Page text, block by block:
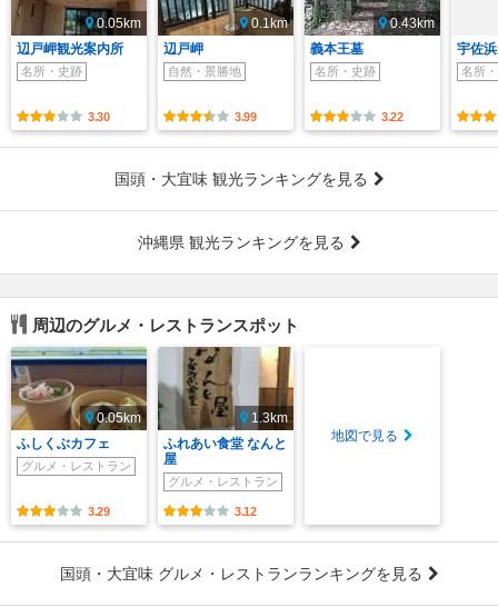
0.05km
辺戸岬観光案内所
名所・史跡
3.30
0.1km
辺戸岬
自然・景勝地
3.99
0.43km
義本王墓
名所・史跡
3.22
宇佐
名所
国頭・大宜味 観光ランキングを見る
沖縄県 観光ランキングを見る
周辺のグルメ・レストランスポット
0.05km
ふしくぶカフェ
グルメ・レストラン
3.29
1.3km
ふれあい食堂 なんと
屋
グルメ・レストラン
3.12
地図で見る
国頭・大宜味 グルメ・レストランランキングを見る